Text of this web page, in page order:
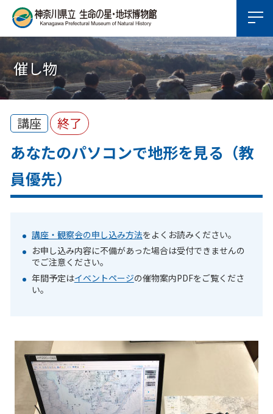
催し物
講座 終了
あなたのパソコンで地形を見る（教
員優先）
講座・観察会の申し込み方法をよくお読みください。
お申し込み内容に不備があった場合は受付できませんの
でご注意ください。
年間予定はイベントページの催物案内PDFをご覧くださ
い。